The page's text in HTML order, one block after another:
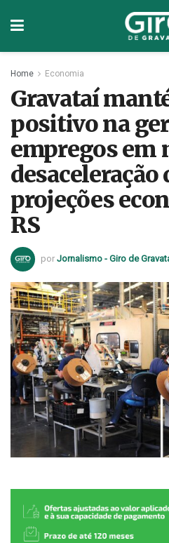
Home Economia
Gravataí
positivo na
empregos em
desaceleração
projeções
RS
por Jornalismo - Giro de